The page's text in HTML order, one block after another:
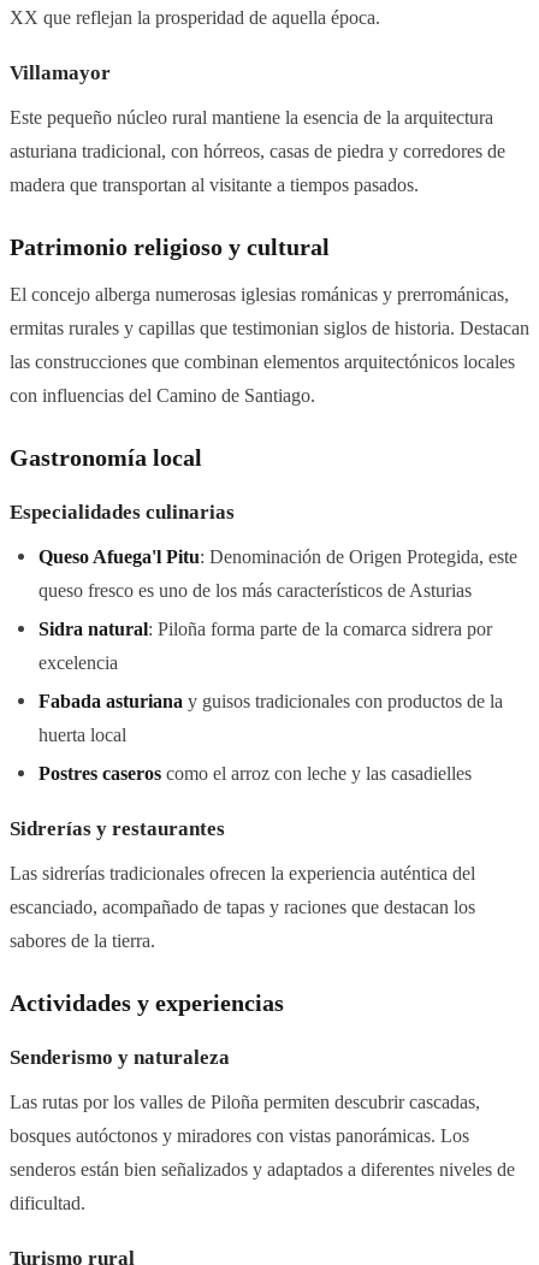
XX que reflejan la prosperidad de aquella época.
Villamayor
Este pequeño núcleo rural mantiene la esencia de la arquitectura
asturiana tradicional, con hórreos, casas de piedra y corredores de
madera que transportan al visitante a tiempos pasados.
Patrimonio religioso y cultural
El concejo alberga numerosas iglesias románicas y prerrománicas,
ermitas rurales y capillas que testimonian siglos de historia. Destacan
las construcciones que combinan elementos arquitectónicos locales
con influencias del Camino de Santiago.
Gastronomía local
Especialidades culinarias
Queso Afuega'l Pitu: Denominación de Origen Protegida, este
queso fresco es uno de los más característicos de Asturias
Sidra natural: Piloña forma parte de la comarca sidrera por
excelencia
Fabada asturiana y guisos tradicionales con productos de la
huerta local
Postres caseros como el arroz con leche y las casadielles
Sidrerías y restaurantes
Las sidrerías tradicionales ofrecen la experiencia auténtica del
escanciado, acompañado de tapas y raciones que destacan los
sabores de la tierra.
Actividades y experiencias
Senderismo y naturaleza
Las rutas por los valles de Piloña permiten descubrir cascadas,
bosques autóctonos y miradores con vistas panorámicas. Los
senderos están bien señalizados y adaptados a diferentes niveles de
dificultad.
Turismo rural